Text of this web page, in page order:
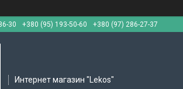
30
+380 (95) 193-50-60 +380 (97) 286-27-37
Интернет магазин "Lekos"